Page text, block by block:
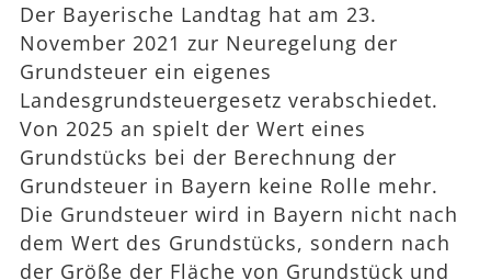
Der Bayerische Landtag hat am 23.
November 2021 zur Neuregelung der
Grundsteuer ein eigenes
Landesgrundsteuergesetz verabschiedet.
Von 2025 an spielt der Wert eines
Grundstücks bei der Berechnung der
Grundsteuer in Bayern keine Rolle mehr.
Die Grundsteuer wird in Bayern nicht nach
dem Wert des Grundstücks, sondern nach
der Größe der Fläche von Grundstück und